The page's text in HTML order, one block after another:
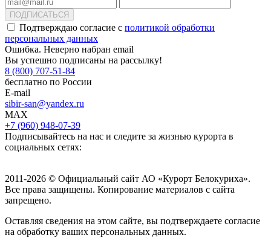
ПОДПИСАТЬСЯ
Подтверждаю согласие с политикой обработки
персональных данных
Ошибка. Неверно набран email
Вы успешно подписаны на рассылку!
8 (800) 707-51-84
бесплатно по России
E-mail
sibir-san@yandex.ru
MAX
+7 (960) 948-07-39
Подписывайтесь на нас и следите за жизнью курорта в
социальных сетях:
2011-2026 © Официальный сайт АО «Курорт Белокуриха».
Все права защищены. Копирование материалов с сайта
запрещено.
Оставляя сведения на этом сайте, вы подтверждаете согласие
на обработку ваших персональных данных.